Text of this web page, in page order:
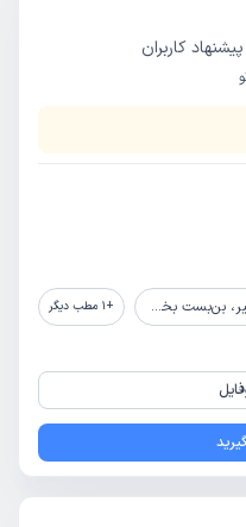
پیشنهاد کاربران
مدیکو، طبقه 4، واحد 404 +
1 مطب دیگر